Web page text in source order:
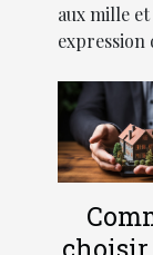
aux mille
expression
choisir